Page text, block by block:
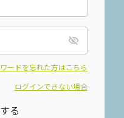
ードを忘れた方はこちら
ログインできない場合
る